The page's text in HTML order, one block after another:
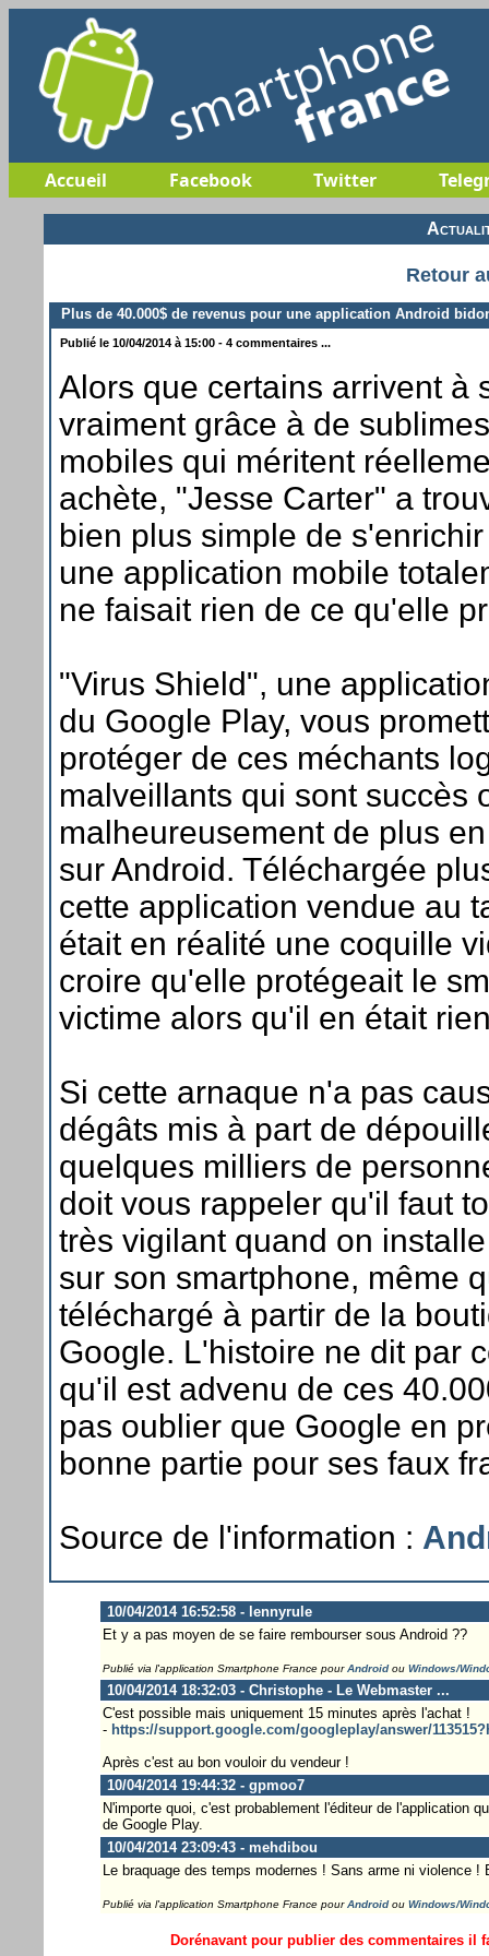
Accueil Facebook Twitter
Retour
Plus de 40.000$ de revenus pour une application Android
Publié le 10/04/2014 à 15:00 - 4 commentaires ...
Alors que certains arrivent à
vraiment grâce à de
mobiles qui méritent
achète, "Jesse Carter" a
bien plus simple de
une application mobile
ne faisait rien de ce qu'elle
"Virus Shield", une
du Google Play, vous
protéger de ces méchants
malveillants qui sont succès
malheureusement de plus
sur Android. Téléchargée
cette application vendue au
était en réalité une coquille
croire qu'elle protégeait le
victime alors qu'il en était
Si cette arnaque n'a pas
dégâts mis à part de
quelques milliers de
doit vous rappeler qu'il faut
très vigilant quand on
sur son smartphone, même
téléchargé à partir de la
Google. L'histoire ne dit par
qu'il est advenu de ces
pas oublier que Google en
bonne partie pour ses faux
Source de l'information :
10/04/2014 16:52:58 - lennyrule
Et y a pas moyen de se faire rembourser sous Android ??
Publié via l'application Smartphone France pourAndroidou Windows/
10/04/2014 18:32:03 - Christophe - Le Webmaster ...
C'est possible mais uniquement 15 minutes après l'achat !
- https://support.google.com/googleplay/answer/
Après c'est au bon vouloir du vendeur !
10/04/2014 19:44:32 - gpmoo7
N'importe quoi, c'est probablement l'éditeur de l'application
de Google Play.
10/04/2014 23:09:43 - mehdibou
Le braquage des temps modernes ! Sans arme ni violence !
Publié via l'application Smartphone France pourAndroidou Windows/
Dorénavant pour publier des commentaires il